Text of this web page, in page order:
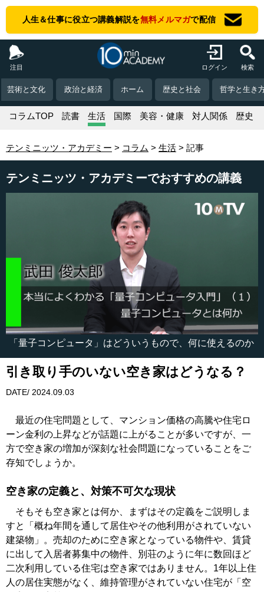
人生＆仕事に役立つ講義解説を無料メルマガで配信
注目 ログイン 検索
芸術と文化 政治と経済 ホーム 歴史と社会 哲学と生き
コラムTOP 読書 生活 国際 美容・健康 対人関係 歴史
テンミニッツ・アカデミー コラム 生活 記事
テンミニッツ・アカデミーでおすすめの講義
「量子コンピュータ」はどういうもので、何に使えるのか
引き取り手のいない空き家はどうなる？
DATE/ 2024.09.03
最近の住宅問題として、マンション価格の高騰や住宅ロ
ーン金利の上昇などが話題に上がることが多いですが、一
方で空き家の増加が深刻な社会問題になっていることをご
存知でしょうか。
空き家の定義と、対策不可欠な現状
そもそも空き家とは何か、まずはその定義をご説明しま
すと「概ね年間を通して居住やその他利用がされていない
建築物」。売却のために空き家となっている物件や、賃貸
に出して入居者募集中の物件、別荘のように年に数回ほど
二次利用している住宅は空き家ではありません。1年以上住
人の居住実態がなく、維持管理がされていない住宅が「空